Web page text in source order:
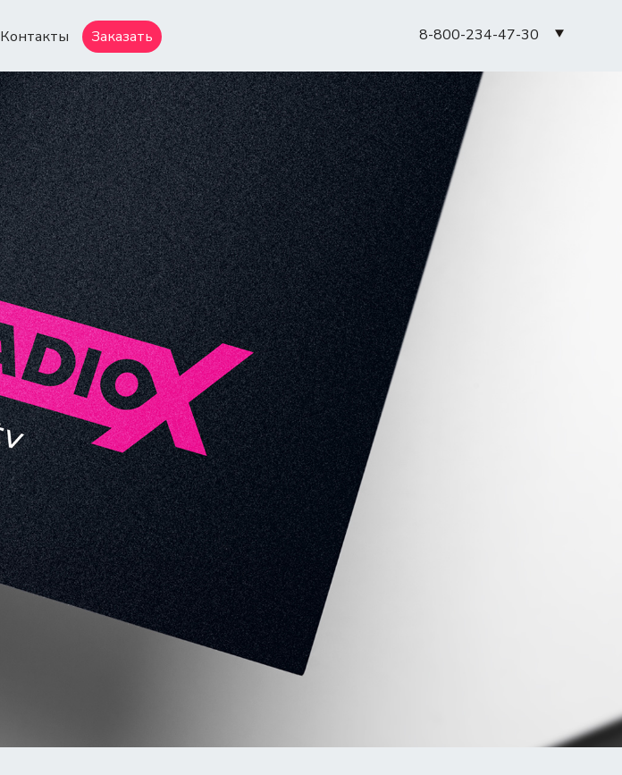
Контакты Заказать 8-800-234-47-30